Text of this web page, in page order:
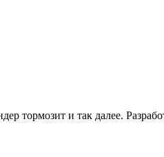
тормозит и так далее.